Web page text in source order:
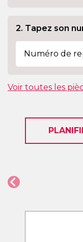
2. Tapez son
Voir toutes les